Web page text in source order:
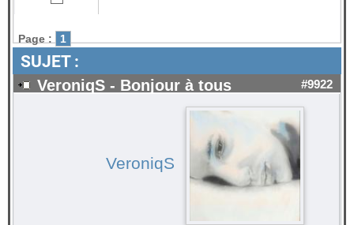
Page : 1
SUJET :
VeroniqS - Bonjour à tous #9922
VeroniqS